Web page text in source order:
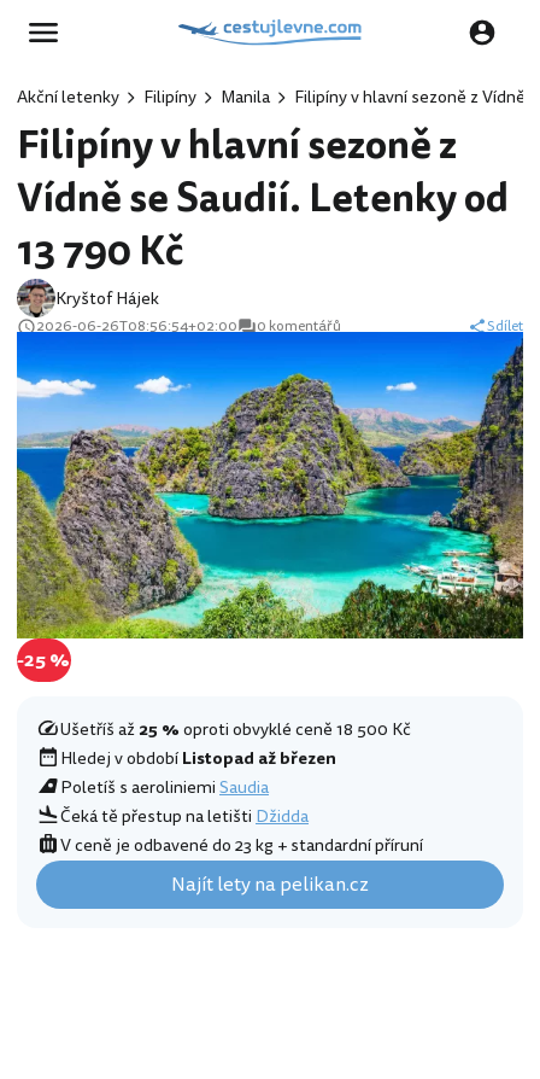
Akční letenky Filipíny Manila Filipíny v hlavní sezoně z Vídně
Filipíny v hlavní sezoně z
Vídně se Saudií. Letenky od
13 790 Kč
Kryštof Hájek
2026-06-26T08:56:54+02:00 0 komentářů Sdílet
-25 %
Ušetříš až25 %oproti obvyklé ceně 18 500 Kč
Hledej v obdobíListopad až březen
Poletíš s aeroliniemiSaudia
Čeká tě přestup na letištiDžidda
V ceně je odbavené do 23 kg + standardní příruní
Najít lety na pelikan.cz